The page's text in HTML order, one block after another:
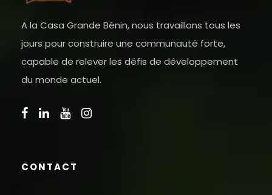
A la Casa Grande Bénin, nous travaillons tous les
jours pour construire une communauté forte,
capable de relever les défis de développement
du monde actuel.
CONTACT